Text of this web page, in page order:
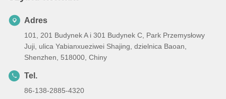
Adres
101, 201 Budynek A i 301 Budynek C, Park Przemysłowy
Juji, ulica Yabianxueziwei Shajing, dzielnica Baoan,
Shenzhen, 518000, Chiny
Tel.
86-138-2885-4320